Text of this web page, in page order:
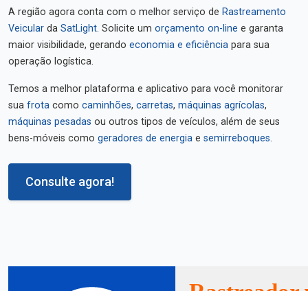
A região agora conta com o melhor serviço de Rastreamento
Veicular da SatLight. Solicite um orçamento on-line e garanta
maior visibilidade, gerando economia e eficiência para sua
operação logística.
Temos a melhor plataforma e aplicativo para você monitorar
sua frota como caminhões, carretas, máquinas agrícolas,
máquinas pesadas ou outros tipos de veículos, além de seus
bens-móveis como geradores de energia e semirreboques.
Consulte agora!